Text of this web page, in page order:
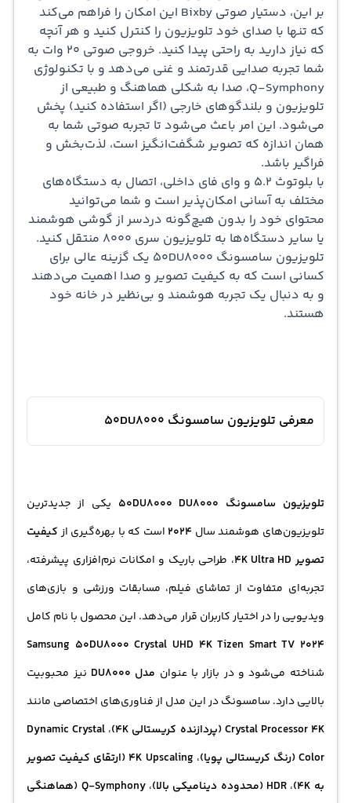
بر این، دستیار صوتی Bixby این امکان را فراهم می‌کند
که تنها با صدای خود تلویزیون را کنترل کنید و هر آنچه
که نیاز دارید به راحتی پیدا کنید. خروجی صوتی 20 وات به
شما تجربه صدایی قدرتمند و غنی می‌دهد و با تکنولوژی
Q-Symphony، صدا به شکلی هماهنگ و طبیعی از
تلویزیون و بلندگوهای خارجی (اگر استفاده کنید) پخش
می‌شود. این امر باعث می‌شود تا تجربه صوتی شما به
همان اندازه که تصویر شگفت‌انگیز است، لذت‌بخش و
فراگیر باشد.
با بلوتوث 5.2 و وای فای داخلی، اتصال به دستگاه‌های
مختلف به آسانی امکان‌پذیر است و شما می‌توانید
محتوای خود را بدون هیچ‌گونه دردسر از گوشی هوشمند
یا سایر دستگاه‌ها به تلویزیون سری 8000 منتقل کنید.
تلویزیون سامسونگ 50DU8000 یک گزینه عالی برای
کسانی است که به کیفیت تصویر و صدا اهمیت می‌دهند
و به دنبال یک تجربه هوشمند و بی‌نظیر در خانه خود
هستند.
معرفی تلویزیون سامسونگ 50DU8000
تلویزیون سامسونگ 50DU8000 DU8000
یکی از جدیدترین
تلویزیون‌های هوشمند سال 2024 است که با بهره‌گیری ازکیفیت
تصویر 4K Ultra HD
، طراحی باریک و امکانات نرم‌افزاری پیشرفته،
تجربه‌ای متفاوت از تماشای فیلم، مسابقات ورزشی و بازی‌های
ویدیویی را در اختیار کاربران قرار می‌دهد. این محصول با نام کامل
Samsung 50DU8000 Crystal UHD 4K Tizen Smart TV 2024
شناخته می‌شود و در بازار با عنوان مدل DU8000
نیز محبوبیت
بالایی دارد. سامسونگ در این مدل از فناوری‌های اختصاصی مانند
Crystal Processor 4K (پردازنده کریستالی 4K)
، Dynamic Crystal
Color (رنگ کریستالی پویا)
،
4K Upscaling (ارتقای کیفیت تصویر
به 4K)
، HDR (محدوده دینامیکی بالا) ،
Q-Symphony (هماهنگی